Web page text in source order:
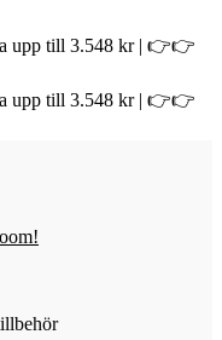
upp till 3.548 kr | 👉👉
upp till 3.548 kr | 👉👉